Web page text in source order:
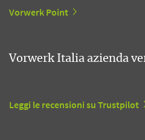
Vorwerk Point
Vorwerk Italia azienda
Leggi le recensioni su Trustpilot